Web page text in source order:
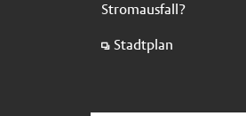
Stromausfall?
Stadtplan